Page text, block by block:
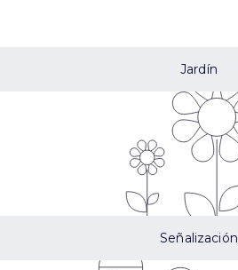
Jardín
Señalización